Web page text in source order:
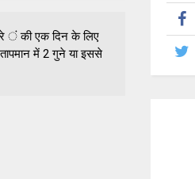
की एक दिन के लिए
में 2 गुने या इससे